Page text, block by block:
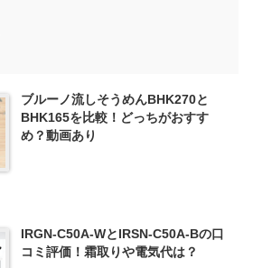
ブルーノ流しそうめんBHK270と
BHK165を比較！どっちがおすす
め？動画あり
IRGN-C50A-WとIRSN-C50A-Bの口
コミ評価！霜取りや電気代は？